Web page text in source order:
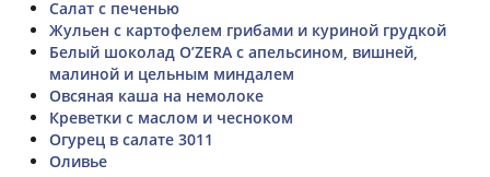
Салат с печенью
Жульен с картофелем грибами и куриной грудкой
Белый шоколад O’ZERA с апельсином, вишней,
малиной и цельным миндалем
Овсяная каша на немолоке
Креветки с маслом и чесноком
Огурец в салате 3011
Оливье